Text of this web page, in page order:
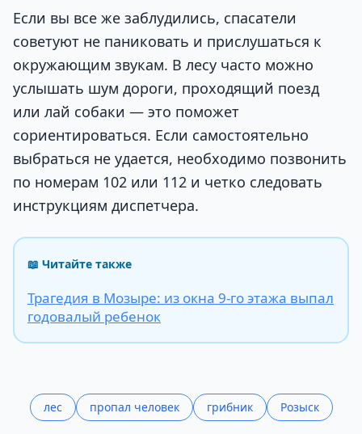
Если вы все же заблудились, спасатели
советуют не паниковать и прислушаться к
окружающим звукам. В лесу часто можно
услышать шум дороги, проходящий поезд
или лай собаки — это поможет
сориентироваться. Если самостоятельно
выбраться не удается, необходимо позвонить
по номерам 102 или 112 и четко следовать
инструкциям диспетчера.
📖 Читайте также
Трагедия в Мозыре: из окна 9-го этажа выпал
годовалый ребенок
лес пропал человек грибник Розыск